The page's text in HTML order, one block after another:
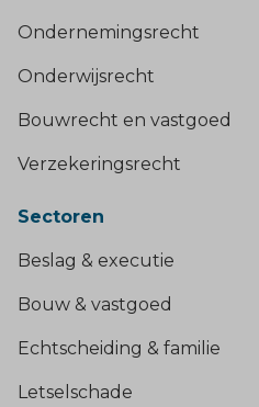
Ondernemingsrecht
Onderwijsrecht
Bouwrecht en vastgoed
Verzekeringsrecht
Sectoren
Beslag & executie
Bouw & vastgoed
Echtscheiding & familie
Letselschade